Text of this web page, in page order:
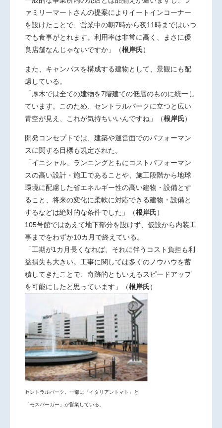
ァミリーマートさんの提案によりイートインコーナー
を設けたことで、営業中の朝7時から夜11時まではいつ
でも食事がとれます。利用率は非常に高く、まさに優
良店舗なんじゃないですか」
（根岸氏）
また、キャンパスを構成する建物として、景観にも配
慮している。
「厚木では全ての建物を7階建ての低層のものに統一し
ています。このため、セントラルパークに立つと広い
青空が見え、これが気持ちいいんですね」
（根岸氏）
開発コンセプトでは、建築や運営面でのパフォーマン
スに関する目標も規定された。
「イニシャル、ランニングともにコストパフォーマン
スの高い設計・施工であることや、施工段階から地球
環境に配慮した省エネルギー性の高い建物・設備とす
ること、将来の変化に柔軟に対応できる建物・設備と
するなどは絶対的な条件でした」（根岸氏）
105号館ではあえて地下部分を設けず、仮設から内装工
事までをわずか10カ月で終えている。
「工期が1カ月長くなれば、それに伴うコスト負担も利
益損失も大きい。工事に関しては多くのノウハウを蓄
積してきたことで、奇跡的ともいえるスピードアップ
を可能にしたと思っています」（根岸氏）
セントラルパーク。一部に「イタリアントマト」と
「モスバーガー」が営業している。